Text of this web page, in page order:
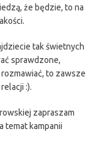
że będzie, to na
tak świetnych
sprawdzone,
to zawsze
:).
zapraszam
temat kampanii